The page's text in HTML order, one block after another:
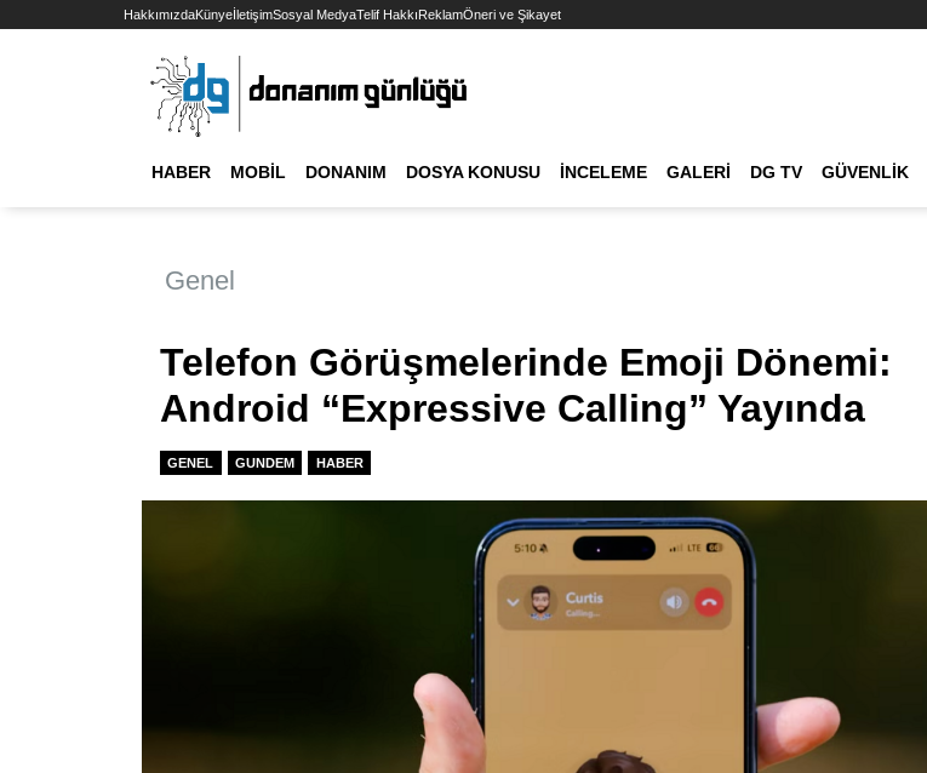
HakkımızdaKünyeİletişimSosyal MedyaTelif HakkıReklamÖneri ve Şikayet
HABER MOBIL DONANIM DOSYA KONUSU İNCELEME GALERI DG TV GÜVENLIK
Genel
Telefon Görüşmelerinde Emoji Dönemi:
Android “Expressive Calling” Yayında
GENEL GUNDEM HABER